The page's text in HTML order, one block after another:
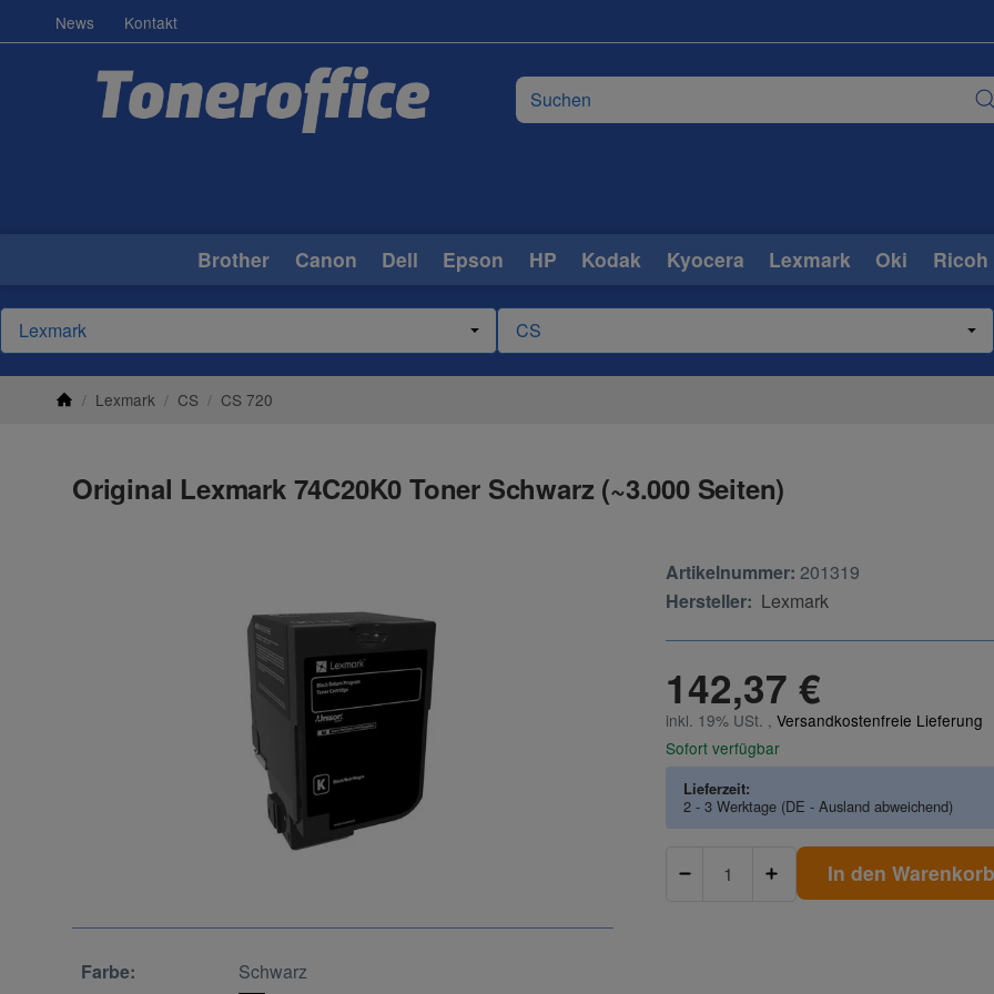
News Kontakt
Brother Canon Dell Epson HP Kodak Kyocera Lexmark Oki Ricoh
/ Lexmark / CS / CS 720
Original Lexmark 74C20K0 Toner Schwarz (~3.000 Seiten)
Farbe: Schwarz
Artikelnummer: 201319
Hersteller: Lexmark
142,37 €
inkl. 19% USt. ,Versandkostenfreie Lieferung
Sofort verfügbar
Lieferzeit:
2 - 3 Werktage (DE - Ausland abweichend)
In den